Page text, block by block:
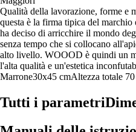
Qualità della lavorazione, forme e
questa è la firma tipica del
ha deciso di arricchire il mondo
senza tempo che si collocano
alto livello. WOOOD è quindi un
l'alta qualità e un'estetica
Marrone30x45 cmAltezza totale
Tutti i parametri